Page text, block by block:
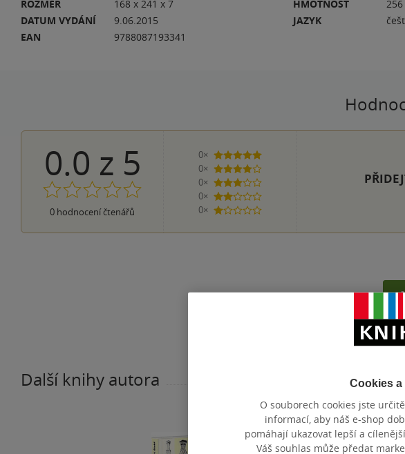
ROZMĚR
168 x 241 x 7
DATUM VYDÁNÍ
9.06.2015
EAN
9788087193341
HMOTNOST
JAZYK
0.0 z 5
0 hodnocení čtenářů
0×
5 hvězdiček
0×
4 hvězdičky
0×
3 hvězdičky
0×
2 hvězdičky
0×
1 hvezdička
Další knihy autora Cookies
O souborech cookies jste
informací, aby náš e-shop
pomáhají ukazovat lepší a
Váš souhlas může předat